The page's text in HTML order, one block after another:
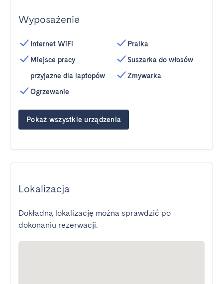
Wyposażenie
Internet WiFi
Miejsce pracy
przyjazne dla laptopów
Ogrzewanie
Pralka
Suszarka do włosów
Zmywarka
Pokaż wszystkie urządzenia
Lokalizacja
Dokładną lokalizację można sprawdzić po
dokonaniu rezerwacji.